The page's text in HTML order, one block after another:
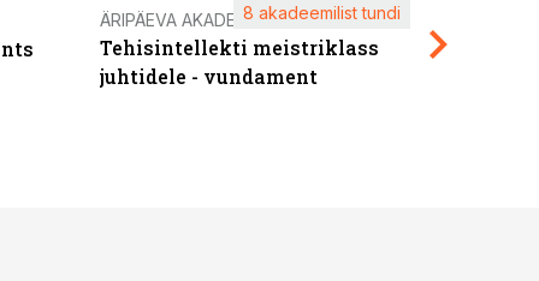
ÄRIPÄEVA AKADEEMIA
Tehisintellekti meistriklass
juhtidele - vundament
8 akadeemilist tundi